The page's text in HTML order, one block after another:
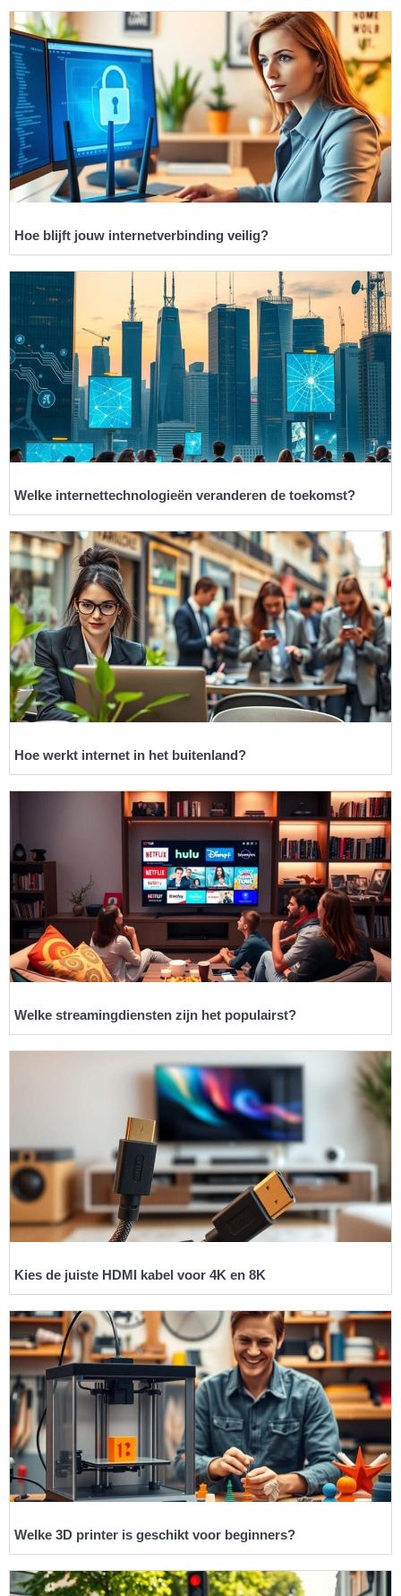
Hoe blijft jouw internetverbinding veilig?
Welke internettechnologieën veranderen de toekomst?
Hoe werkt internet in het buitenland?
Welke streamingdiensten zijn het populairst?
Kies de juiste HDMI kabel voor 4K en 8K
Welke 3D printer is geschikt voor beginners?